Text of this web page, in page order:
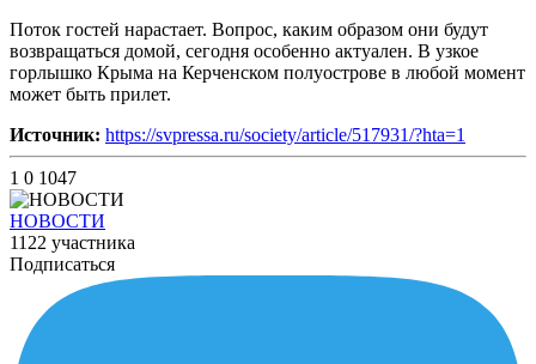
Поток гостей нарастает. Вопрос, каким образом они будут
возвращаться домой, сегодня особенно актуален. В узкое
горлышко Крыма на Керченском полуострове в любой момент
может быть прилет.
Источник: https://svpressa.ru/society/article/517931/?hta=1
1 0 1047
НОВОСТИ
1122 участника
Подписаться